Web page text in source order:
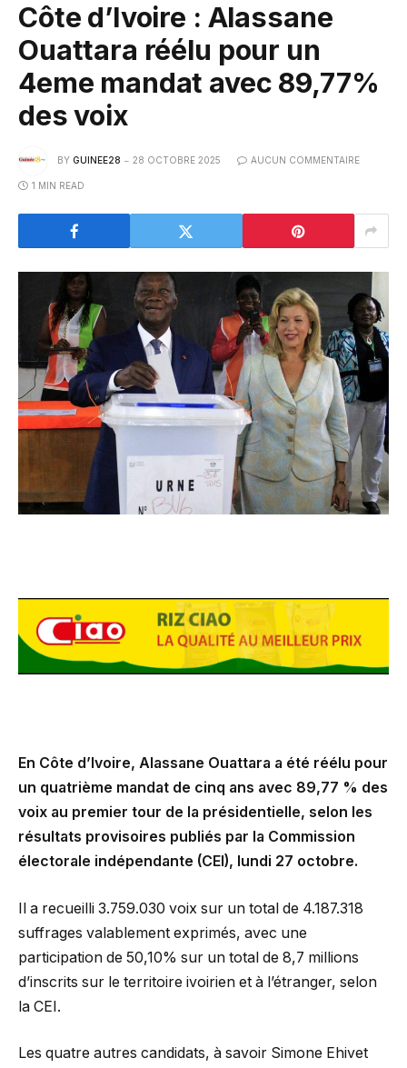
Côte d’Ivoire : Alassane
Ouattara réélu pour un
4eme mandat avec 89,77%
des voix
BY GUINEE28 28 OCTOBRE 2025 AUCUN COMMENTAIRE
1 MIN READ
En Côte d’Ivoire, Alassane Ouattara a été réélu pour
un quatrième mandat de cinq ans avec 89,77 % des
voix au premier tour de la présidentielle, selon les
résultats provisoires publiés par la Commission
électorale indépendante (CEI), lundi 27 octobre.
Il a recueilli 3.759.030 voix sur un total de 4.187.318
suffrages valablement exprimés, avec une
participation de 50,10% sur un total de 8,7 millions
d’inscrits sur le territoire ivoirien et à l’étranger, selon
la CEI.
Les quatre autres candidats, à savoir Simone Ehivet